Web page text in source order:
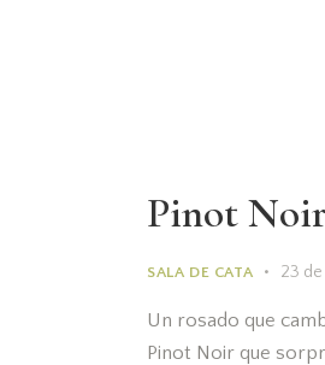
Pinot Noir
SALA DE CATA 23
Un rosado que
Pinot Noir que